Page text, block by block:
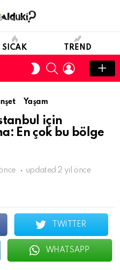
SICAK TREND
SWITCH
SKIN
SEARCHLOGIN
Yaşam
için
En çok bu bölge
updated 2 yıl önce
TWITTER
WHATSAPP